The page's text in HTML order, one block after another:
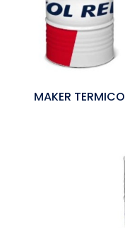
MAKER TERMICO